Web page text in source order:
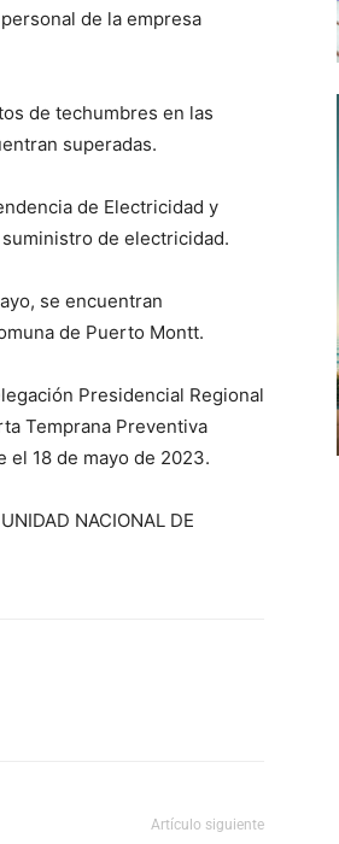
de la empresa
de techumbres en las
superadas.
de Electricidad y
de electricidad.
se encuentran
de Puerto Montt.
Presidencial Regional
Temprana Preventiva
18 de mayo de 2023.
NACIONAL DE
Artículo siguiente